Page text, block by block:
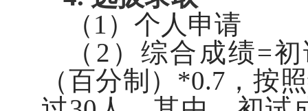
（ 1 ）个人申请
（ 2 ）综合成绩=
（百分制） *0.7 ，按